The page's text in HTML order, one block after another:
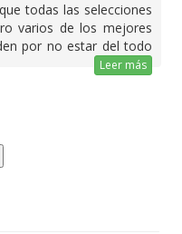
todas las selecciones
varios de los mejores
por no estar del todo
Leer más